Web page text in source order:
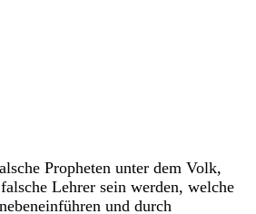
Propheten unter dem Volk,
falsche Lehrer sein werden, welche
nebeneinführen und durch